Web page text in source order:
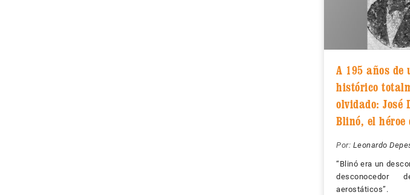
A 195 años de
histórico
olvidado: José
Blinó, el héroe
Por: Leonardo
“Blinó era un
aerostáticos”.